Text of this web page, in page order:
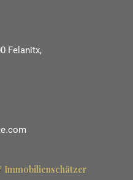
Felanitx,